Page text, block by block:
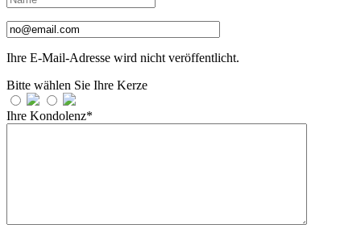
Ihre E-Mail-Adresse wird nicht veröffentlicht.
Bitte wählen Sie Ihre Kerze
Ihre Kondolenz*